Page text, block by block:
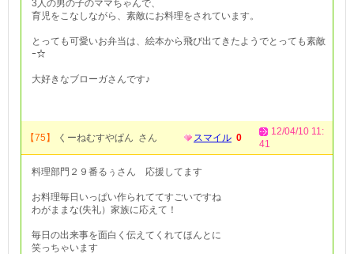
3人の男の子のママちゃんで、
育児をこなしながら、素敵にお料理をされています。
とっても可愛いお弁当は、絵本から飛び出てきたようでとっても素敵
ｰ☆
大好きなブローガさんです♪
【75】 くーねむすやぱん さん スマイル 0
12/04/10 11:
41
料理部門２９番るぅさん 応援してます
お料理毎日いっぱい作られててすごいですね
わがままな(失礼）家族に応えて！
毎日の出来事を面白く伝えてくれてほんとに
笑っちゃいます